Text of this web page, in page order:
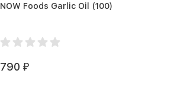
NOW Foods Garlic Oil (100)
790 ₽